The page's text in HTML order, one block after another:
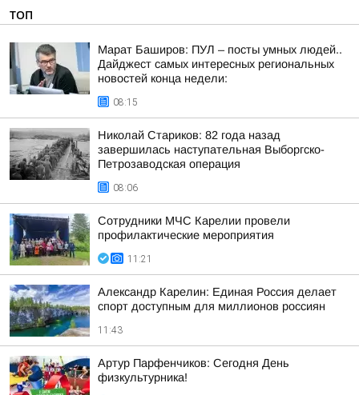
ТОП
Марат Баширов: ПУЛ – посты умных людей..
Дайджест самых интересных региональных
новостей конца недели:
08:15
Николай Стариков: 82 года назад
завершилась наступательная Выборгско-
Петрозаводская операция
08:06
Сотрудники МЧС Карелии провели
профилактические мероприятия
11:21
Александр Карелин: Единая Россия делает
спорт доступным для миллионов россиян
11:43
Артур Парфенчиков: Сегодня День
физкультурника!